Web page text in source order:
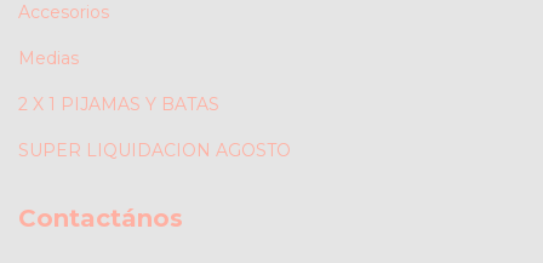
Accesorios
Medias
2 X 1 PIJAMAS Y BATAS
SUPER LIQUIDACION AGOSTO
Contactános